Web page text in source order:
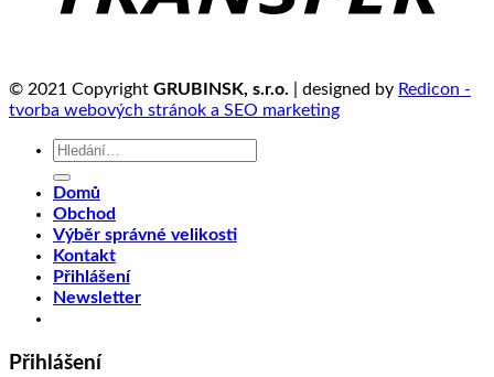
© 2021 Copyright GRUBINSK, s.r.o. | designed by Redicon -
tvorba webových stránok a SEO marketing
Hledat:
Domů
Obchod
Výběr správné velikosti
Kontakt
Přihlášení
Newsletter
Přihlášení